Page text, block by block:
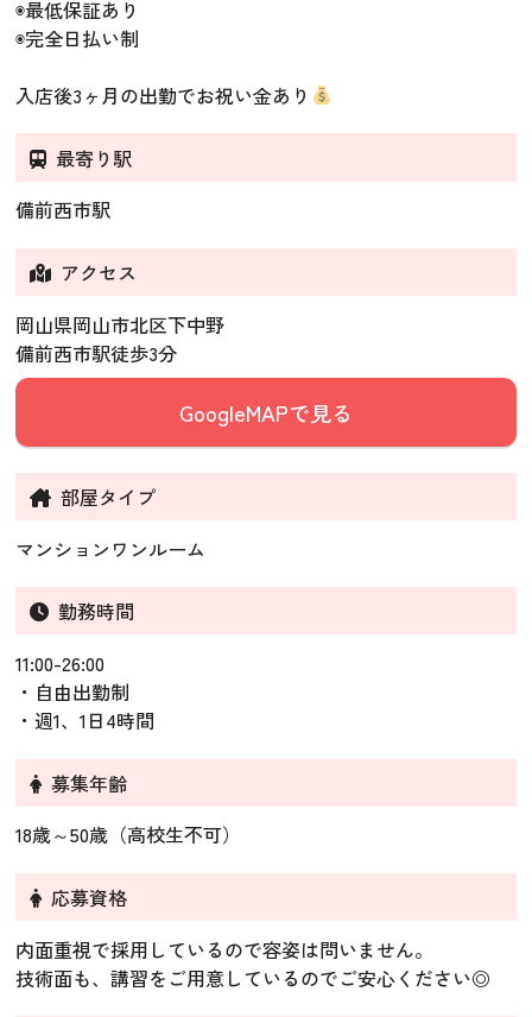
◉最低保証あり
◉完全日払い制
入店後3ヶ月の出勤でお祝い金あり
最寄り駅
備前西市駅
アクセス
岡山県岡山市北区下中野
備前西市駅徒歩3分
GoogleMAPで見る
部屋タイプ
マンションワンルーム
勤務時間
11:00-26:00
・自由出勤制
・週1、1日4時間
募集年齢
18歳～50歳（高校生不可）
応募資格
内面重視で採用しているので容姿は問いません。
技術面も、講習をご用意しているのでご安心ください◎